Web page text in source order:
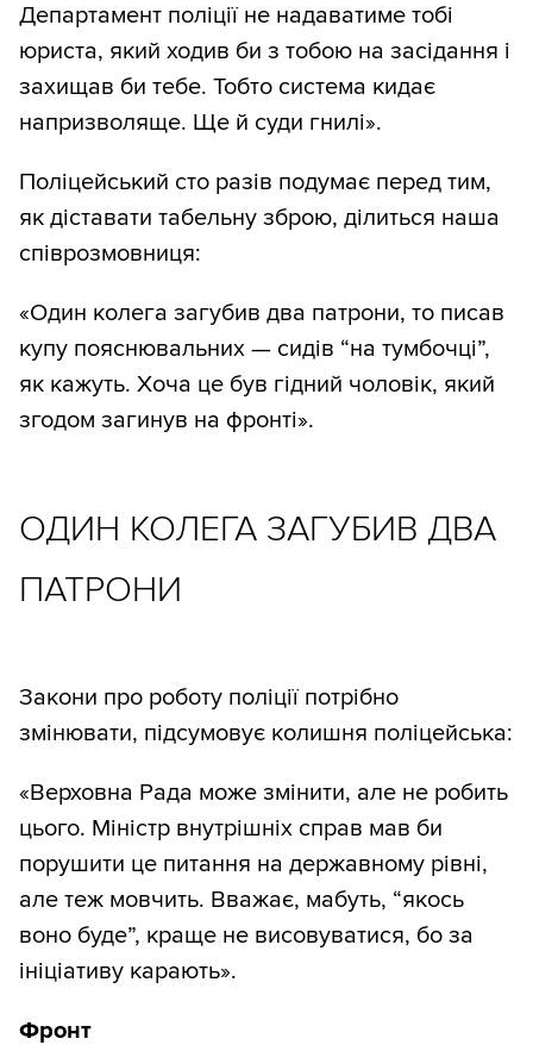
Департамент поліції не надаватиме тобі
юриста, який ходив би з тобою на засідання і
захищав би тебе. Тобто система кидає
напризволяще. Ще й суди гнилі».
Поліцейський сто разів подумає перед тим,
як діставати табельну зброю, ділиться наша
співрозмовниця:
«Один колега загубив два патрони, то писав
купу пояснювальних — сидів “на тумбочці”,
як кажуть. Хоча це був гідний чоловік, який
згодом загинув на фронті».
ОДИН КОЛЕГА ЗАГУБИВ ДВА
ПАТРОНИ
Закони про роботу поліції потрібно
змінювати, підсумовує колишня поліцейська:
«Верховна Рада може змінити, але не робить
цього. Міністр внутрішніх справ мав би
порушити це питання на державному рівні,
але теж мовчить. Вважає, мабуть, “якось
воно буде”, краще не висовуватися, бо за
ініціативу карають».
Фронт